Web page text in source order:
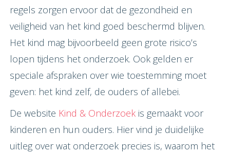
regels zorgen ervoor dat de gezondheid en
veiligheid van het kind goed beschermd blijven.
Het kind mag bijvoorbeeld geen grote risico’s
lopen tijdens het onderzoek. Ook gelden er
speciale afspraken over wie toestemming moet
geven: het kind zelf, de ouders of allebei.
De website Kind & Onderzoek is gemaakt voor
kinderen en hun ouders. Hier vind je duidelijke
uitleg over wat onderzoek precies is, waarom het